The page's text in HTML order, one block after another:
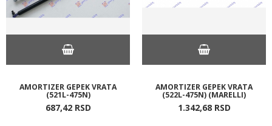
AMORTIZER GEPEK VRATA
(521L-475N)
687,42 RSD
AMORTIZER GEPEK VRATA
(522L-475N) (MARELLI)
1.342,68 RSD